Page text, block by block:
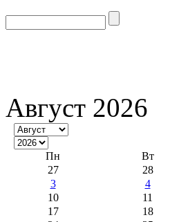
Август 2026
Пн Вт
27
28
3
4
10
11
17
18